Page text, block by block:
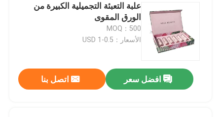
علبة التعبئة التجميلية الكبيرة من
الورق المقوى
MOQ：500
الأسعار：0.5-1 USD
افضل سعر اتصل بنا